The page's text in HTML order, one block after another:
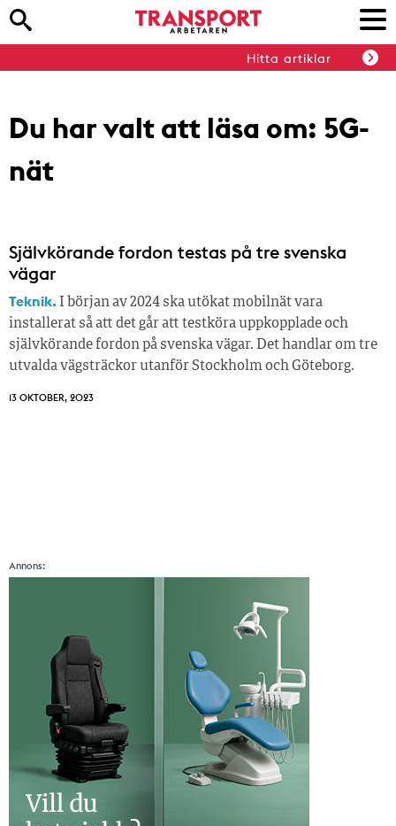
Hitta artiklar
Du har valt att läsa om: 5G-
nät
Självkörande fordon testas på tre svenska
vägar
Teknik. I början av 2024 ska utökat mobilnät vara
installerat så att det går att testköra uppkopplade och
självkörande fordon på svenska vägar. Det handlar om tre
utvalda vägsträckor utanför Stockholm och Göteborg.
13 OKTOBER, 2023
Annons: